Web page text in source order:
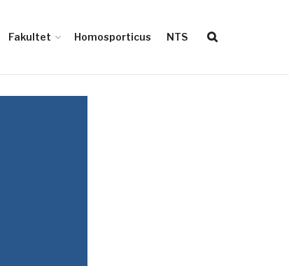
Fakultet Homosporticus NTS